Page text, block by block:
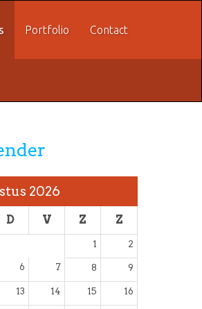
Portfolio Contact
2026
D V Z Z
1 2
6 7 8 9
13 14 15 16